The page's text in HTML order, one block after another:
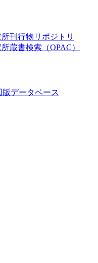
刊行物リポジトリ
蔵書検索（OPAC）
版データベース